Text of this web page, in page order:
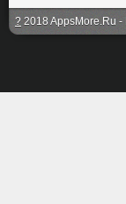
? 2018 AppsMore.Ru